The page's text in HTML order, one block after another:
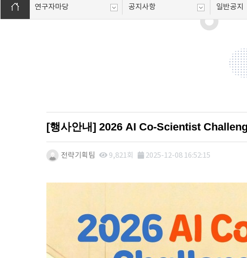
연구자마당 공지사항 일반공지
[행사안내] 2026 AI Co-Scientist
전략기획팀 9,821회 2025-12-08 16:52:15